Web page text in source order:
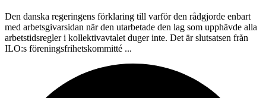
Den danska regeringens förklaring till varför den rådgjorde enbart
med arbetsgivarsidan när den utarbetade den lag som upphävde alla
arbetstidsregler i kollektivavtalet duger inte. Det är slutsatsen från
ILO:s föreningsfrihetskommitté ...